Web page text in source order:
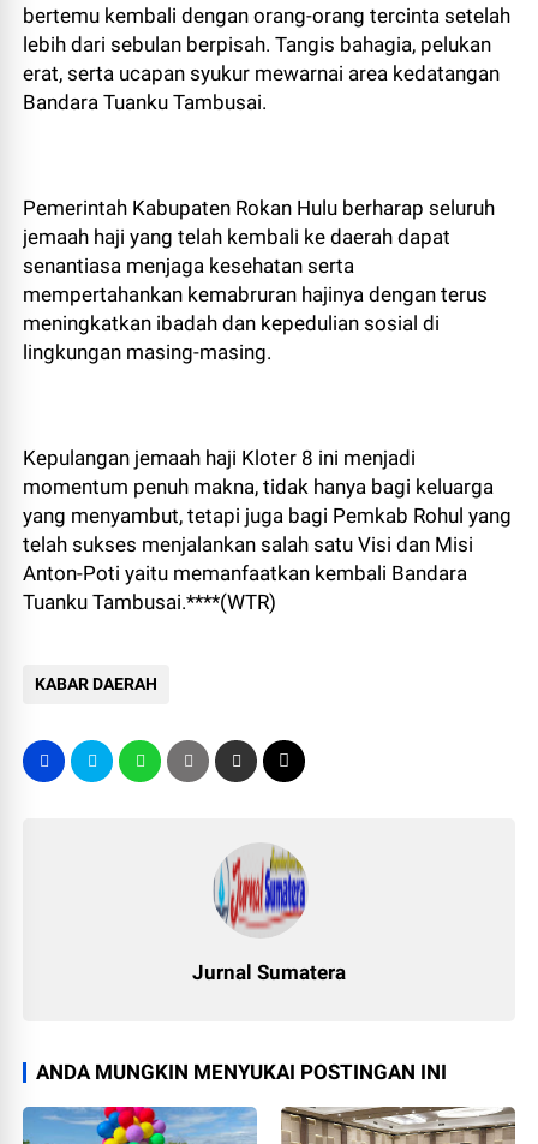
bertemu kembali dengan orang-orang tercinta setelah
lebih dari sebulan berpisah. Tangis bahagia, pelukan
erat, serta ucapan syukur mewarnai area kedatangan
Bandara Tuanku Tambusai.
Pemerintah Kabupaten Rokan Hulu berharap seluruh
jemaah haji yang telah kembali ke daerah dapat
senantiasa menjaga kesehatan serta
mempertahankan kemabruran hajinya dengan terus
meningkatkan ibadah dan kepedulian sosial di
lingkungan masing-masing.
Kepulangan jemaah haji Kloter 8 ini menjadi
momentum penuh makna, tidak hanya bagi keluarga
yang menyambut, tetapi juga bagi Pemkab Rohul yang
telah sukses menjalankan salah satu Visi dan Misi
Anton-Poti yaitu memanfaatkan kembali Bandara
Tuanku Tambusai.****(WTR)
KABAR DAERAH
Jurnal Sumatera
ANDA MUNGKIN MENYUKAI POSTINGAN INI